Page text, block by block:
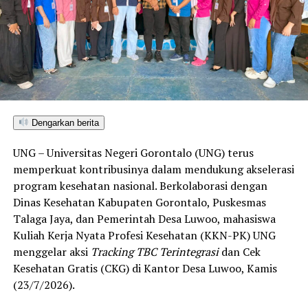
Dengarkan berita
UNG – Universitas Negeri Gorontalo (UNG) terus
memperkuat kontribusinya dalam mendukung akselerasi
program kesehatan nasional. Berkolaborasi dengan
Dinas Kesehatan Kabupaten Gorontalo, Puskesmas
Talaga Jaya, dan Pemerintah Desa Luwoo, mahasiswa
Kuliah Kerja Nyata Profesi Kesehatan (KKN-PK) UNG
menggelar aksi Tracking TBC Terintegrasidan Cek
Kesehatan Gratis (CKG) di Kantor Desa Luwoo, Kamis
(23/7/2026).